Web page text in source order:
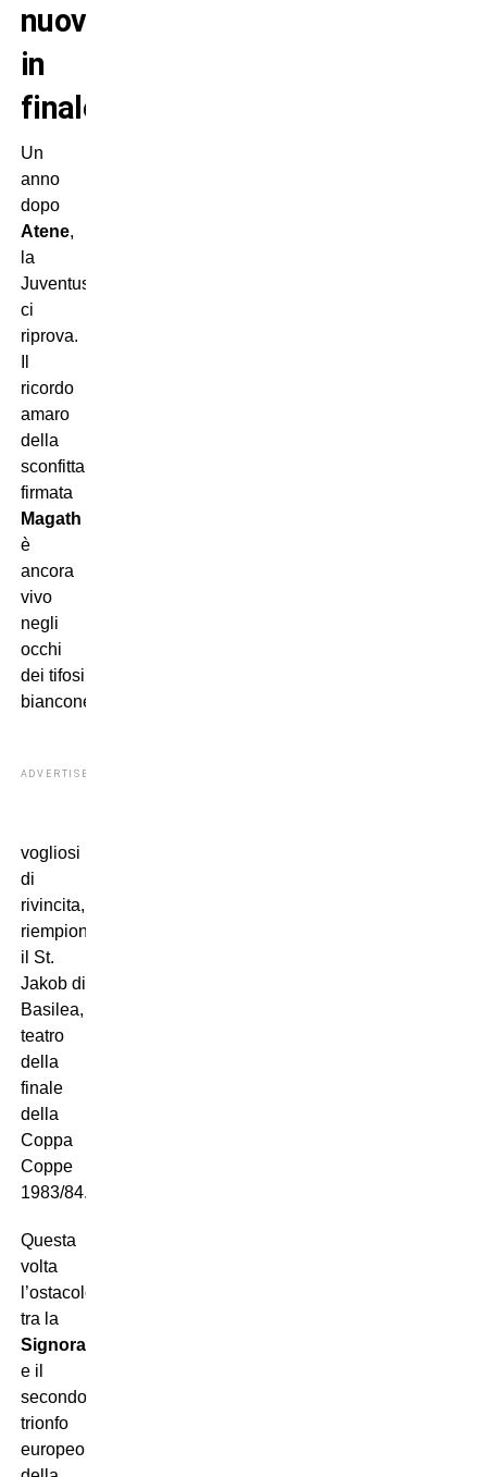
nuovo
in
finale!
Un
anno
dopo
Atene,
la
Juventus
ci
riprova.
ricordo
amaro
della
sconfitta
firmata
Magath
è
ancora
vivo
negli
occhi
dei tifosi
bianconeri:
ADVERTISEMENT
vogliosi
di
rivincita,
riempiono
il St.
Jakob di
Basilea,
teatro
della
finale
della
Coppa
Coppe
1983/84.
Questa
volta
l’ostacolo
tra la
Signora
e il
secondo
trionfo
europeo